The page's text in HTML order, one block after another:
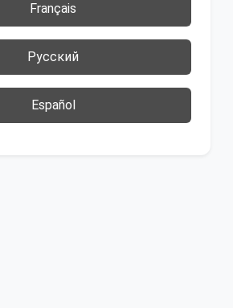
Français
Русский
Español